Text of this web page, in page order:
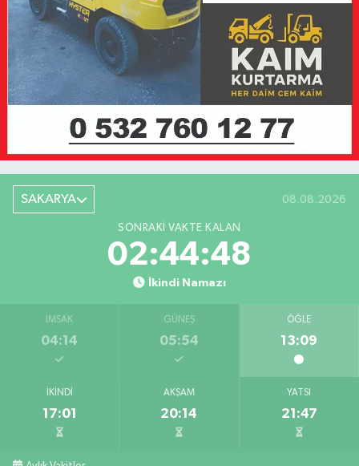
SAKARYA 08.08.2026
SONRAKI VAKTE KALAN
02:44:48
İkindi Namazı
İMSAK
04:14
GÜNEŞ
05:54
ÖĞLE
13:09
İKINDI
17:01
AKŞAM
20:14
YATSI
21:47